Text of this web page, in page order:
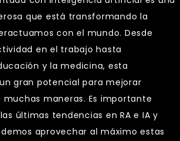
que está transformando la
con el mundo. Desde
en el trabajo hasta
y la medicina, esta
gran potencial para mejorar
muchas maneras. Es importante
últimas tendencias en RA e IA y
aprovechar al máximo estas